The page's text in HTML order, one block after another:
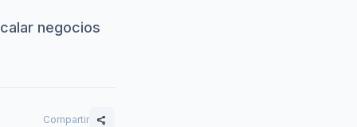
negocios
Compartir share